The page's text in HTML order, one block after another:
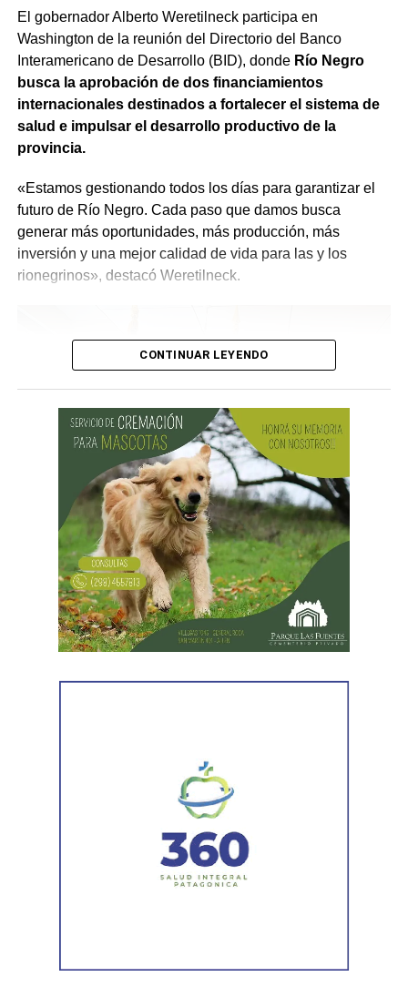
Además, se refuerza la preparación ante incendios
forestales. El SPLIF sumará 4 camiones cisterna y 30
reservorios transportables que permitirán almacenar
900.000 litros de agua, 3 minicargadoras, 1 tractor, 23
motobombas, 3 cuatriciclos y 1 UTV, entre otro
equipamiento.
meteorológicas, sistemas de comunicación y tecnología
para mejorar la detección temprana y reducir los tiempos
de respuesta frente al fuego.
hecho con absoluta responsabilidad y con la visión de
que quienes estén trabajando en el Estado sean los
mejores», expresó.
El gobernador Alberto Weretilneck participa en
Washington de la reunión del Directorio del Banco
Interamericano de Desarrollo (BID), donde Río Negro
busca la aprobación de dos financiamientos
internacionales destinados a fortalecer el sistema de
salud e impulsar el desarrollo productivo de la
provincia.
«Estamos gestionando todos los días para garantizar el
futuro de Río Negro. Cada paso que damos busca
generar más oportunidades, más producción, más
inversión y una mejor calidad de vida para las y los
rionegrinos», destacó Weretilneck.
Las gestiones ante el BID comprenden un crédito de
85 millones de dólares destinado a ampliar la
producción, incorporar nuevas áreas bajo riego
efectos del cambio climático;y otro de 60 millones de
dólares para equipamiento y modernización de los
ministro de Salud, Demetrio Thalasselis; el ministro de
CONTINUAR LEYENDO